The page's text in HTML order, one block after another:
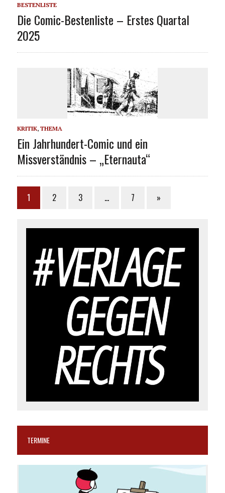
BESTENLISTE
Die Comic-Bestenliste – Erstes Quartal
2025
KRITIK, THEMA
Ein Jahrhundert-Comic und ein
Missverständnis – „Eternauta“
1 2 3 … 7 »
TERMINE